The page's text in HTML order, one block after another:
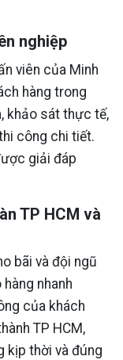
nghiệp
viên của Minh
hàng trong
khảo sát thực tế,
công chi tiết.
giải đáp
TP HCM và
bãi và đội ngũ
nhanh
của khách
TP HCM,
kịp thời và đúng